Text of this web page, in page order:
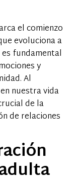
el comienzo
evoluciona a
fundamental
y
Al
nuestra vida
de la
de relaciones